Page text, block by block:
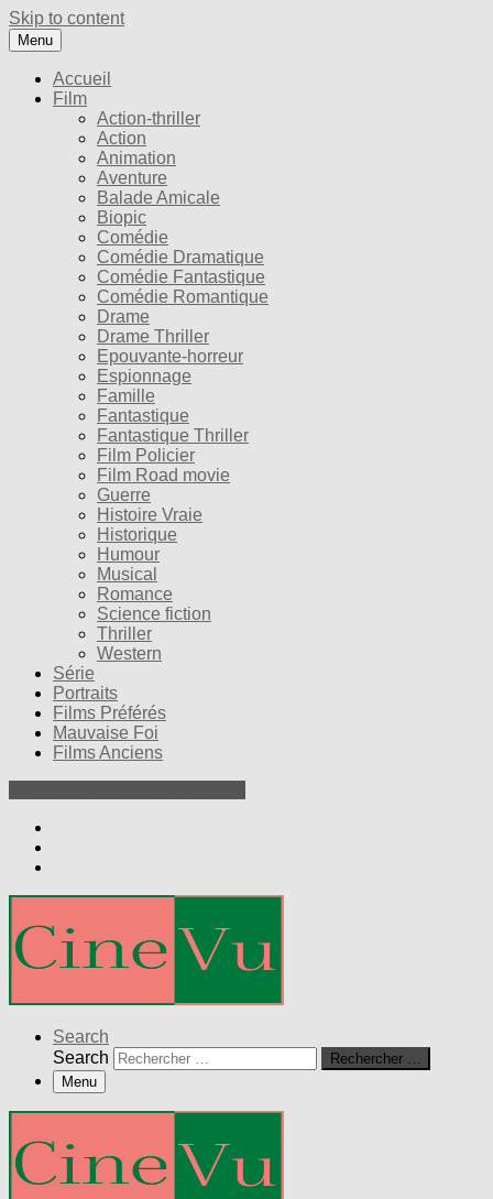
Skip to content
Menu
Accueil
Film
Action-thriller
Action
Animation
Aventure
Balade Amicale
Biopic
Comédie
Comédie Dramatique
Comédie Fantastique
Comédie Romantique
Drame
Drame Thriller
Epouvante-horreur
Espionnage
Famille
Fantastique
Fantastique Thriller
Film Policier
Film Road movie
Guerre
Histoire Vraie
Historique
Humour
Musical
Romance
Science fiction
Thriller
Western
Série
Portraits
Films Préférés
Mauvaise Foi
Films Anciens
Search
Search
Rechercher …
Menu